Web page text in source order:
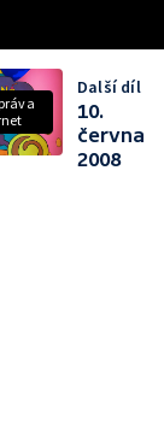
Další díl
10.
června
2008